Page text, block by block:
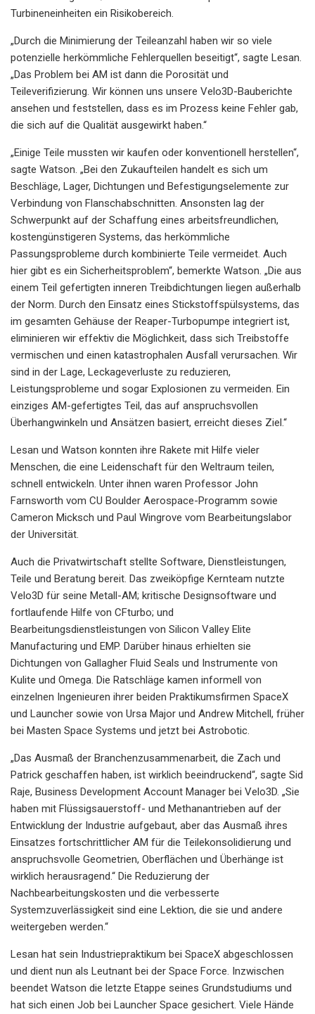
Turbineneinheiten ein Risikobereich.
„Durch die Minimierung der Teileanzahl haben wir so viele
potenzielle herkömmliche Fehlerquellen beseitigt“, sagte Lesan.
„Das Problem bei AM ist dann die Porosität und
Teileverifizierung. Wir können uns unsere Velo3D-Bauberichte
ansehen und feststellen, dass es im Prozess keine Fehler gab,
die sich auf die Qualität ausgewirkt haben.“
„Einige Teile mussten wir kaufen oder konventionell herstellen“,
sagte Watson. „Bei den Zukaufteilen handelt es sich um
Beschläge, Lager, Dichtungen und Befestigungselemente zur
Verbindung von Flanschabschnitten. Ansonsten lag der
Schwerpunkt auf der Schaffung eines arbeitsfreundlichen,
kostengünstigeren Systems, das herkömmliche
Passungsprobleme durch kombinierte Teile vermeidet. Auch
hier gibt es ein Sicherheitsproblem“, bemerkte Watson. „Die aus
einem Teil gefertigten inneren Treibdichtungen liegen außerhalb
der Norm. Durch den Einsatz eines Stickstoffspülsystems, das
im gesamten Gehäuse der Reaper-Turbopumpe integriert ist,
eliminieren wir effektiv die Möglichkeit, dass sich Treibstoffe
vermischen und einen katastrophalen Ausfall verursachen. Wir
sind in der Lage, Leckageverluste zu reduzieren,
Leistungsprobleme und sogar Explosionen zu vermeiden. Ein
einziges AM-gefertigtes Teil, das auf anspruchsvollen
Überhangwinkeln und Ansätzen basiert, erreicht dieses Ziel.“
Lesan und Watson konnten ihre Rakete mit Hilfe vieler
Menschen, die eine Leidenschaft für den Weltraum teilen,
schnell entwickeln. Unter ihnen waren Professor John
Farnsworth vom CU Boulder Aerospace-Programm sowie
Cameron Micksch und Paul Wingrove vom Bearbeitungslabor
der Universität.
Auch die Privatwirtschaft stellte Software, Dienstleistungen,
Teile und Beratung bereit. Das zweiköpfige Kernteam nutzte
Velo3D für seine Metall-AM; kritische Designsoftware und
fortlaufende Hilfe von CFturbo; und
Bearbeitungsdienstleistungen von Silicon Valley Elite
Manufacturing und EMP. Darüber hinaus erhielten sie
Dichtungen von Gallagher Fluid Seals und Instrumente von
Kulite und Omega. Die Ratschläge kamen informell von
einzelnen Ingenieuren ihrer beiden Praktikumsfirmen SpaceX
und Launcher sowie von Ursa Major und Andrew Mitchell, früher
bei Masten Space Systems und jetzt bei Astrobotic.
„Das Ausmaß der Branchenzusammenarbeit, die Zach und
Patrick geschaffen haben, ist wirklich beeindruckend“, sagte Sid
Raje, Business Development Account Manager bei Velo3D. „Sie
haben mit Flüssigsauerstoff- und Methanantrieben auf der
Entwicklung der Industrie aufgebaut, aber das Ausmaß ihres
Einsatzes fortschrittlicher AM für die Teilekonsolidierung und
anspruchsvolle Geometrien, Oberflächen und Überhänge ist
wirklich herausragend.“ Die Reduzierung der
Nachbearbeitungskosten und die verbesserte
Systemzuverlässigkeit sind eine Lektion, die sie und andere
weitergeben werden.“
Lesan hat sein Industriepraktikum bei SpaceX abgeschlossen
und dient nun als Leutnant bei der Space Force. Inzwischen
beendet Watson die letzte Etappe seines Grundstudiums und
hat sich einen Job bei Launcher Space gesichert. Viele Hände